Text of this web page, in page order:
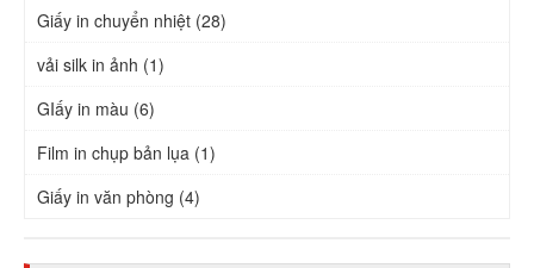
Giấy in chuyển nhiệt (28)
vải silk in ảnh (1)
GIấy in màu (6)
Film in chụp bản lụa (1)
Giấy in văn phòng (4)